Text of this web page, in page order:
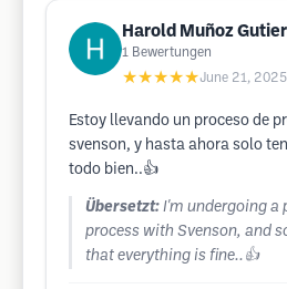
Harold Muñoz
1 Bewertungen
★★★★★June 21, 2025
Estoy llevando un proceso de
svenson, y hasta ahora solo
todo bien..👍
Übersetzt: I'm undergoing a
process with Svenson, and
that everything is fine..👍